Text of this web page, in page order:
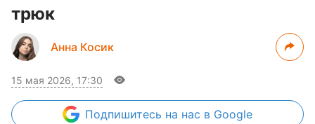
трюк
Анна Косик
15 мая 2026, 17:30
Подпишитесь на нас в Google